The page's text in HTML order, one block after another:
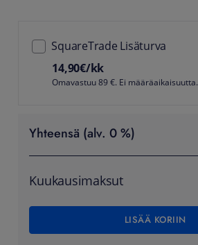
SquareTrade Lisäturva
14,90€/kk
Omavastuu 89 €. Ei määräaikaisuutta.
Yhteensä (alv. 0 %)
Kuukausimaksut
LISÄÄ KORIIN